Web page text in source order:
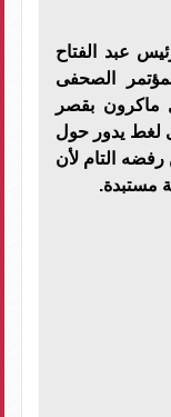
عبد الفتاح
الصحفى
ماكرون بقصر
لغط يدور حول
التام لأن
مستبدة.